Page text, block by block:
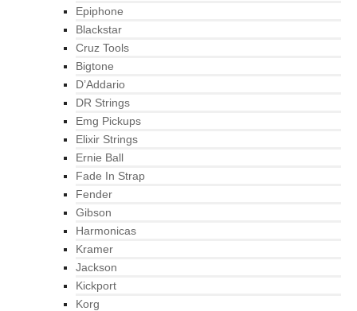
Epiphone
Blackstar
Cruz Tools
Bigtone
D’Addario
DR Strings
Emg Pickups
Elixir Strings
Ernie Ball
Fade In Strap
Fender
Gibson
Harmonicas
Kramer
Jackson
Kickport
Korg